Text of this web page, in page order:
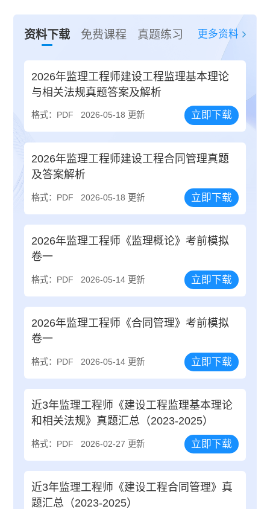
资料下载 免费课程 真题练习 更多资料
2026年监理工程师建设工程监理基本理论
与相关法规真题答案及解析
格式：PDF 2026-05-18 更新 立即下载
2026年监理工程师建设工程合同管理真题
及答案解析
格式：PDF 2026-05-18 更新 立即下载
2026年监理工程师《监理概论》考前模拟
卷一
格式：PDF 2026-05-14 更新 立即下载
2026年监理工程师《合同管理》考前模拟
卷一
格式：PDF 2026-05-14 更新 立即下载
近3年监理工程师《建设工程监理基本理论
和相关法规》真题汇总（2023-2025）
格式：PDF 2026-02-27 更新 立即下载
近3年监理工程师《建设工程合同管理》真
题汇总（2023-2025）